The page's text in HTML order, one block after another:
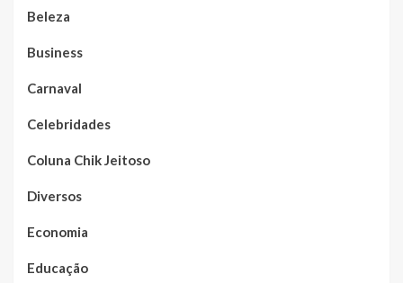
Beleza
Business
Carnaval
Celebridades
Coluna Chik Jeitoso
Diversos
Economia
Educação